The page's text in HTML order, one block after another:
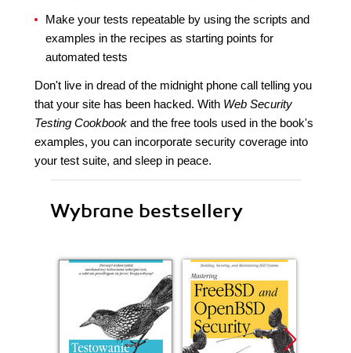
Make your tests repeatable by using the scripts and
examples in the recipes as starting points for
automated tests
Don't live in dread of the midnight phone call telling you
that your site has been hacked. With Web Security
Testing Cookbook and the free tools used in the book's
examples, you can incorporate security coverage into
your test suite, and sleep in peace.
Wybrane bestsellery